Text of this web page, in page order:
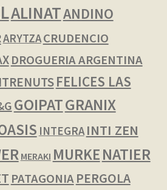
ALINATANDINO
ARYTZACRUDENCIO
DROGUERIA ARGENTINA
FELICES LAS
GOIPATGRANIX
INTEGRA INTI ZEN
MERAKI MURKENATIER
PATAGONIA PERGOLA